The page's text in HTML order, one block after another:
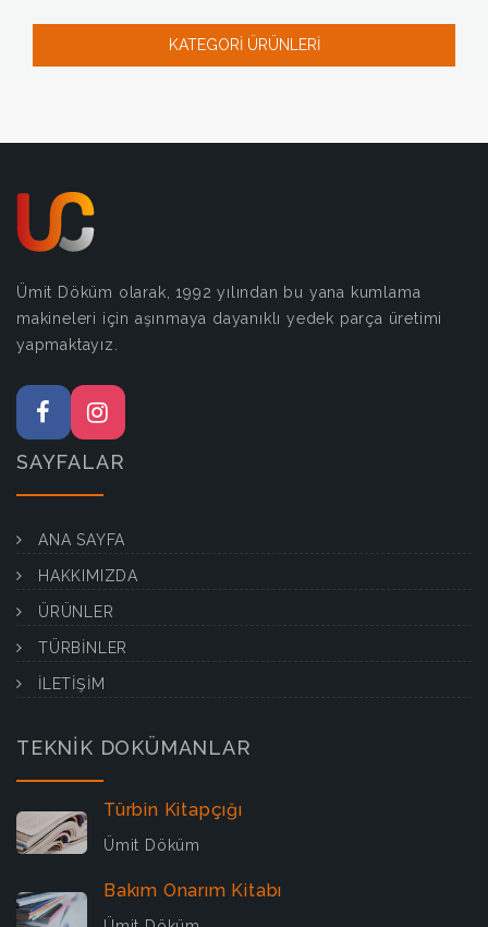
KATEGORİ ÜRÜNLERİ
Ümit Döküm olarak, 1992 yılından bu yana kumlama
makineleri için aşınmaya dayanıklı yedek parça üretimi
yapmaktayız.
SAYFALAR
ANA SAYFA
HAKKIMIZDA
ÜRÜNLER
TÜRBİNLER
İLETİŞİM
TEKNİK DOKÜMANLAR
Türbin Kitapçığı
Ümit Döküm
Bakım Onarım Kitabı